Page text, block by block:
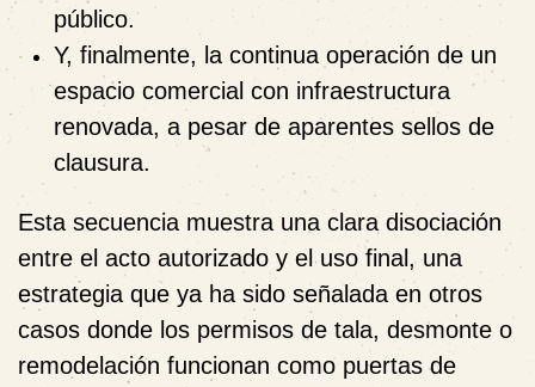
público.
Y, finalmente, la continua operación de un
espacio comercial con infraestructura
renovada, a pesar de aparentes sellos de
clausura.
Esta secuencia muestra una clara disociación
entre el acto autorizado y el uso final, una
estrategia que ya ha sido señalada en otros
casos donde los permisos de tala, desmonte o
remodelación funcionan como puertas de